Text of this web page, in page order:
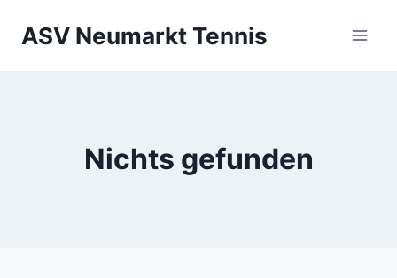
InhaltASV Neumarkt Tennis
Nichts gefunden